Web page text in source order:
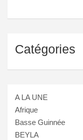
Catégories
A LA UNE
Afrique
Basse Guinnée
BEYLA